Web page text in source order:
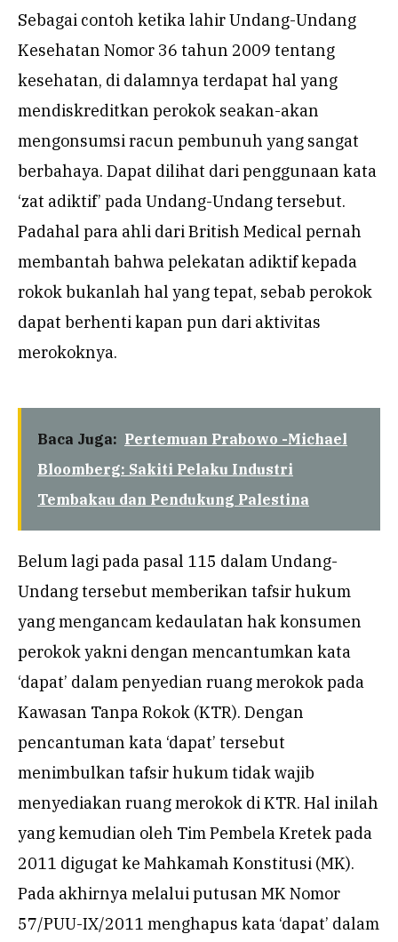
Sebagai contoh ketika lahir Undang-Undang
Kesehatan Nomor 36 tahun 2009 tentang
kesehatan, di dalamnya terdapat hal yang
mendiskreditkan perokok seakan-akan
mengonsumsi racun pembunuh yang sangat
berbahaya. Dapat dilihat dari penggunaan kata
‘zat adiktif’ pada Undang-Undang tersebut.
Padahal para ahli dari British Medical pernah
membantah bahwa pelekatan adiktif kepada
rokok bukanlah hal yang tepat, sebab perokok
dapat berhenti kapan pun dari aktivitas
merokoknya.
Baca Juga: Pertemuan Prabowo -Michael
Bloomberg: Sakiti Pelaku Industri
Tembakau dan Pendukung Palestina
Belum lagi pada pasal 115 dalam Undang-
Undang tersebut memberikan tafsir hukum
yang mengancam kedaulatan hak konsumen
perokok yakni dengan mencantumkan kata
‘dapat’ dalam penyedian ruang merokok pada
Kawasan Tanpa Rokok (KTR). Dengan
pencantuman kata ‘dapat’ tersebut
menimbulkan tafsir hukum tidak wajib
menyediakan ruang merokok di KTR. Hal inilah
yang kemudian oleh Tim Pembela Kretek pada
2011 digugat ke Mahkamah Konstitusi (MK).
Pada akhirnya melalui putusan MK Nomor
57/PUU-IX/2011 menghapus kata ‘dapat’ dalam